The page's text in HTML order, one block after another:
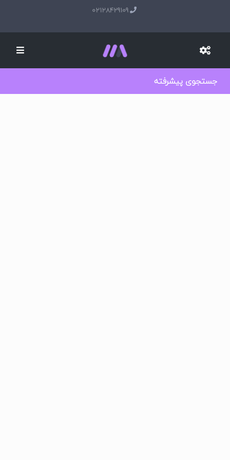
02128429109
جستجوی پیشرفته